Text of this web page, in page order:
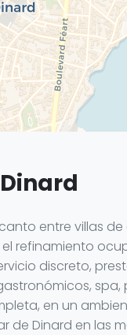
entre villas
refinamiento
discreto,
en un
de Dinard en las